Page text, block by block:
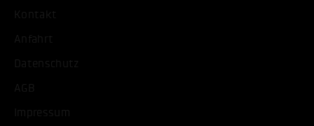
Kontakt
Anfahrt
Datenschutz
AGB
Impressum